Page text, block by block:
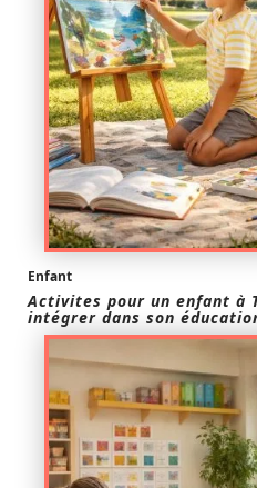
Enfant
Activites pour un enfant à
intégrer dans son